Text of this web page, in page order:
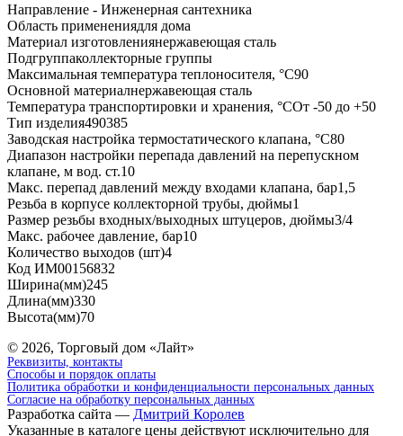
Направление - Инженерная сантехника
Область применениядля дома
Материал изготовлениянержавеющая сталь
Подгруппаколлекторные группы
Максимальная температура теплоносителя, °С90
Основной материалнержавеющая сталь
Температура транспортировки и хранения, °СОт -50 до +50
Тип изделия490385
Заводская настройка термостатического клапана, °С80
Диапазон настройки перепада давлений на перепускном
клапане, м вод. ст.10
Макс. перепад давлений между входами клапана, бар1,5
Резьба в корпусе коллекторной трубы, дюймы1
Размер резьбы входных/выходных штуцеров, дюймы3/4
Макс. рабочее давление, бар10
Количество выходов (шт)4
Код ИМ00156832
Ширина(мм)245
Длина(мм)330
Высота(мм)70
© 2026, Торговый дом «Лайт»
Реквизиты, контакты
Способы и порядок оплаты
Политика обработки и конфиденциальности персональных данных
Согласие на обработку персональных данных
Разработка сайта — Дмитрий Королев
Указанные в каталоге цены действуют исключительно для